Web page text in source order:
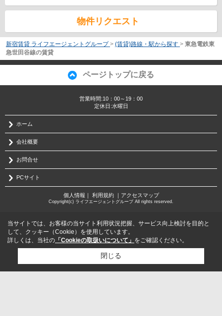
物件リクエスト
新宿賃貸 ライフエージェントグループ > (賃貸)路線・駅から探す > 東急電鉄東
急世田谷線の賃貸
ページトップに戻る
営業時間:10：00～19：00
定休日:水曜日
ホーム
会社概要
お問合せ
PCサイト
個人情報 ｜ 利用規約｜ アクセスマップ
Copyright(c) ライフエージェントグループ All rights reserved.
当サイトでは、お客様の当サイト利用状況把握、サービス向上検討を目的と
して、クッキー（Cookie）を使用しています。
詳しくは、当社の 「Cookieの取扱いについて」 をご確認ください。
閉じる